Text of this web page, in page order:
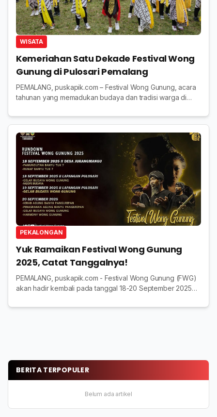
WISATA
Kemeriahan Satu Dekade Festival Wong
Gunung di Pulosari Pemalang
PEMALANG, puskapik.com – Festival Wong Gunung, acara
tahunan yang memadukan budaya dan tradisi warga di
Pemalang kini resmi dibuka. Gelaran Festival Won...
PEKALONGAN
Yuk Ramaikan Festival Wong Gunung
2025, Catat Tanggalnya!
PEMALANG, puskapik.com - Festival Wong Gunung (FWG)
akan hadir kembali pada tanggal 18-20 September 2025
Pemalang. Event tahun ini cukup spesial karena m...
BERITA TERPOPULER
Belum ada artikel